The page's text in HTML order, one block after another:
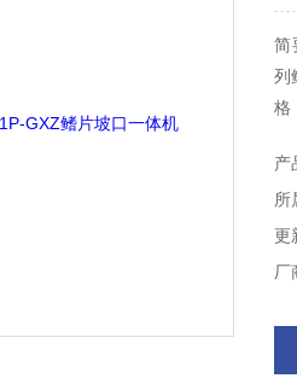
简
列
格
产
所
更
厂